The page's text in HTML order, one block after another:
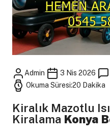
Admin 3 Nis 2026
Okuma Süresi:20 Dakika
Kiralık Mazotlu
Kiralama Konya